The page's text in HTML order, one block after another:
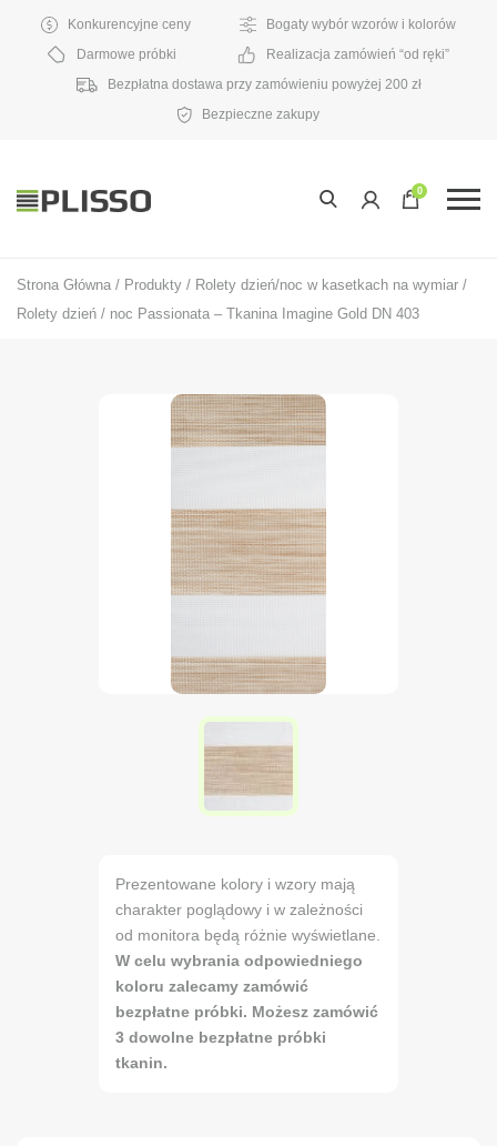
Konkurencyjne ceny
Bogaty wybór wzorów i kolorów
Darmowe próbki
Realizacja zamówień “od ręki”
Bezpłatna dostawa przy zamówieniu powyżej 200 zł
Bezpieczne zakupy
0
Strona Główna / Produkty / Rolety dzień/noc w kasetkach na wymiar /
Rolety dzień / noc Passionata – Tkanina Imagine Gold DN 403
Prezentowane kolory i wzory mają
charakter poglądowy i w zależności
od monitora będą różnie wyświetlane.
W celu wybrania odpowiedniego
koloru zalecamy zamówić
bezpłatne próbki. Możesz zamówić
3 dowolne bezpłatne próbki
tkanin.